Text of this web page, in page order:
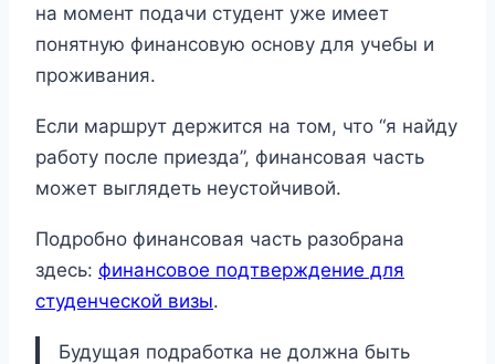
на момент подачи студент уже имеет
понятную финансовую основу для учебы и
проживания.
Если маршрут держится на том, что “я найду
работу после приезда”, финансовая часть
может выглядеть неустойчивой.
Подробно финансовая часть разобрана
здесь: финансовое подтверждение для
студенческой визы.
Будущая подработка не должна быть